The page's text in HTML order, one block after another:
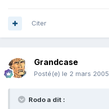
Citer
Grandcase
Posté(e) le 2 mars 2005
Rodo a dit :